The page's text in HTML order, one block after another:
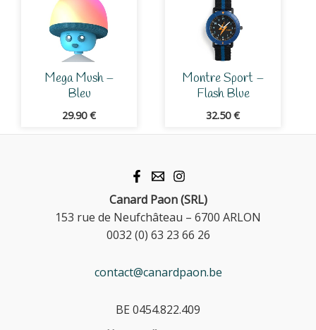
Mega Mush –
Bleu
29.90€
Montre Sport –
Flash Blue
32.50€
Canard Paon (SRL)
153 rue de Neufchâteau – 6700 ARLON
0032 (0) 63 23 66 26
contact@canardpaon.be
BE 0454.822.409